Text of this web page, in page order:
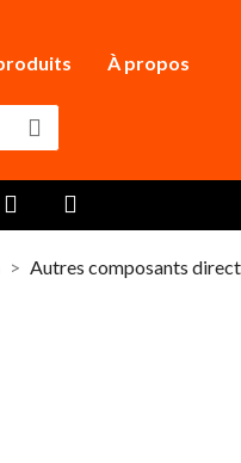
À propos
Autres composants